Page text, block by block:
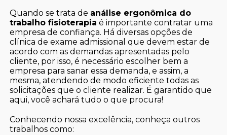
Quando se trata de análise ergonômica do
trabalho fisioterapia é importante contratar uma
empresa de confiança. Há diversas opções de
clínica de exame admissional que devem estar de
acordo com as demandas apresentadas pelo
cliente, por isso, é necessário escolher bem a
empresa para sanar essa demanda, e assim, a
mesma, atendendo de modo eficiente todas as
solicitações que o cliente realizar. É garantido que
aqui, você achará tudo o que procura!
Conhecendo nossa excelência, conheça outros
trabalhos como: